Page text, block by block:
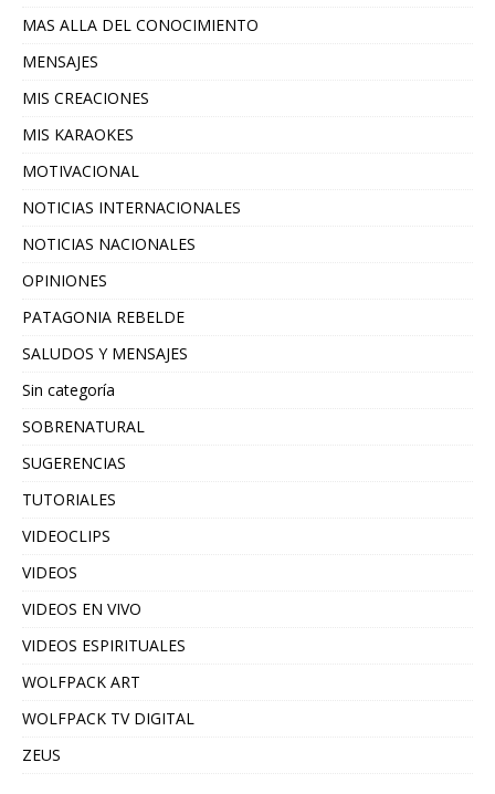
MAS ALLA DEL CONOCIMIENTO
MENSAJES
MIS CREACIONES
MIS KARAOKES
MOTIVACIONAL
NOTICIAS INTERNACIONALES
NOTICIAS NACIONALES
OPINIONES
PATAGONIA REBELDE
SALUDOS Y MENSAJES
Sin categoría
SOBRENATURAL
SUGERENCIAS
TUTORIALES
VIDEOCLIPS
VIDEOS
VIDEOS EN VIVO
VIDEOS ESPIRITUALES
WOLFPACK ART
WOLFPACK TV DIGITAL
ZEUS